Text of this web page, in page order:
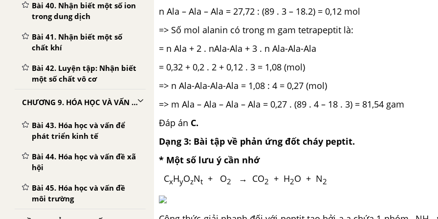
Bài 40. Nhận biết một số ion
trong dung dịch
Bài 41. Nhận biết một số
chất khí
Bài 42. Luyện tập: Nhận biết
một số chất vô cơ
CHƯƠNG 9. HÓA HỌC VÀ VẤN ĐỀ PHÁT TRIỂN KINH TẾ, XÃ HỘI, MÔI TRƯỜNG
Bài 43. Hóa học và vấn để
phát triển kinh tế
Bài 44. Hóa học và vấn đề xã
hội
Bài 45. Hóa học và vấn đề
môi trường
n Ala – Ala – Ala = 27,72 : (89 . 3 – 18.2) = 0,12 mol
=> Số mol alanin có trong m gam tetrapeptit là:
= n Ala + 2 . nAla-Ala + 3 . n Ala-Ala-Ala
= 0,32 + 0,2 . 2 + 0,12 . 3 = 1,08 (mol)
=> n Ala-Ala-Ala-Ala = 1,08 : 4 = 0,27 (mol)
=> m Ala – Ala – Ala – Ala = 0,27 . (89 . 4 – 18 . 3) = 81,54 gam
Đáp án C.
Dạng 3: Bài tập về phản ứng đốt cháy peptit.
* Một số lưu ý cần nhớ
CxHyOzNt + O2 → CO2 + H2O + N2